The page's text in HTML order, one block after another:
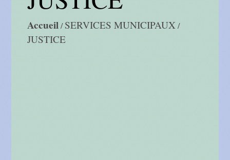
Accueil/SERVICES MUNICIPAUX/
JUSTICE